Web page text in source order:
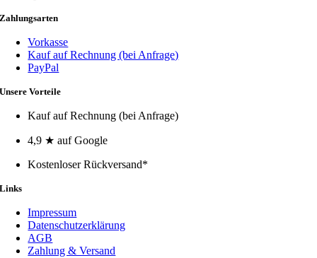
Zahlungsarten
Vorkasse
Kauf auf Rechnung (bei Anfrage)
PayPal
Unsere Vorteile
Kauf auf Rechnung (bei Anfrage)
4,9 ★ auf Google
Kostenloser Rückversand*
Links
Impressum
Datenschutzerklärung
AGB
Zahlung & Versand